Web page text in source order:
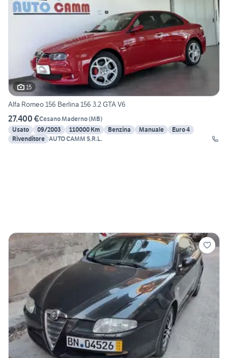
15
Alfa Romeo 156 Berlina 156 3.2 GTA V6
27.400 €Cesano Maderno(MB)
Usato
09/2003 110000 Km Benzina Manuale
Euro 4
Rivenditore AUTO CAMM S.R.L.